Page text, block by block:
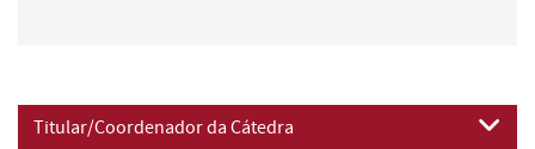
Titular/Coordenador da Cátedra